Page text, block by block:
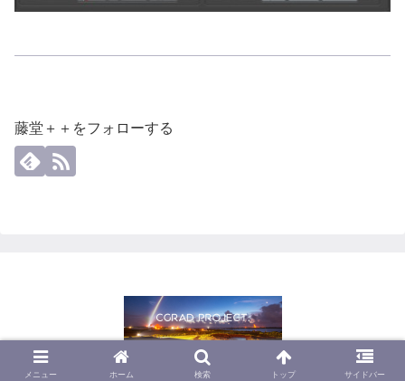
藤堂＋＋をフォローする
© 2013 CGrad Project.
メニュー ホーム 検索 トップ サイドバー